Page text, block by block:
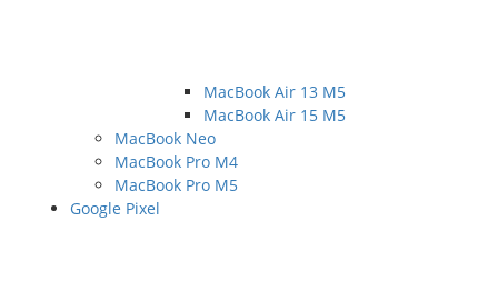
MacBook Air 13 M5
MacBook Air 15 M5
MacBook Neo
MacBook Pro M4
MacBook Pro M5
Google Pixel